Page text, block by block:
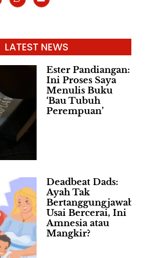
LATEST NEWS
Ester Pandiangan:
Ini Proses Saya
Menulis Buku
‘Bau Tubuh
Perempuan’
Deadbeat Dads:
Ayah Tak
Bertanggungjawab
Usai Bercerai, Ini
Amnesia atau
Mangkir?